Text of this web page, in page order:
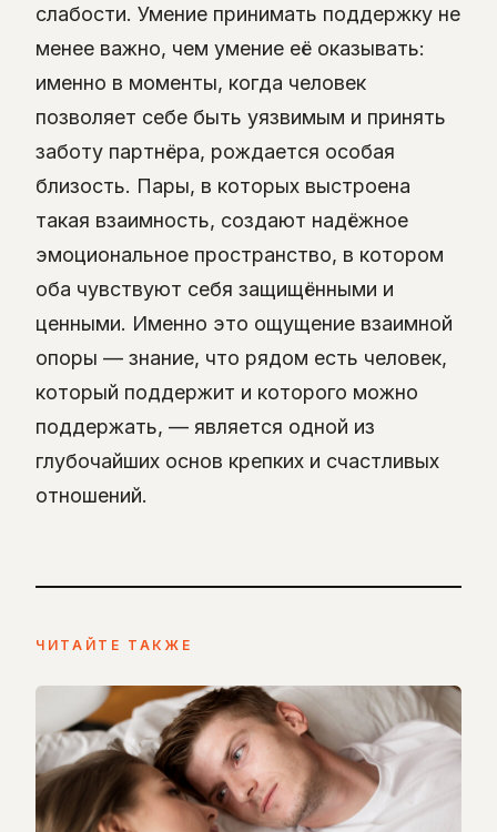
слабости. Умение принимать поддержку не
менее важно, чем умение её оказывать:
именно в моменты, когда человек
позволяет себе быть уязвимым и принять
заботу партнёра, рождается особая
близость. Пары, в которых выстроена
такая взаимность, создают надёжное
эмоциональное пространство, в котором
оба чувствуют себя защищёнными и
ценными. Именно это ощущение взаимной
опоры — знание, что рядом есть человек,
который поддержит и которого можно
поддержать, — является одной из
глубочайших основ крепких и счастливых
отношений.
ЧИТАЙТЕ ТАКЖЕ